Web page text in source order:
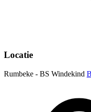
Locatie
Rumbeke - BS Windekind